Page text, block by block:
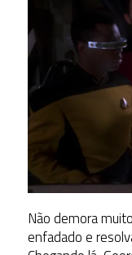
Não demora
enfadado e